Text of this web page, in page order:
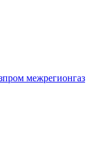
межрегионгаз